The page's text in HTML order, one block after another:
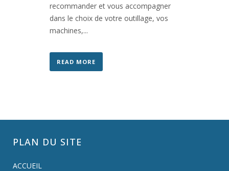
recommander et vous accompagner
dans le choix de votre outillage, vos
machines,...
READ MORE
PLAN DU SITE
ACCUEIL